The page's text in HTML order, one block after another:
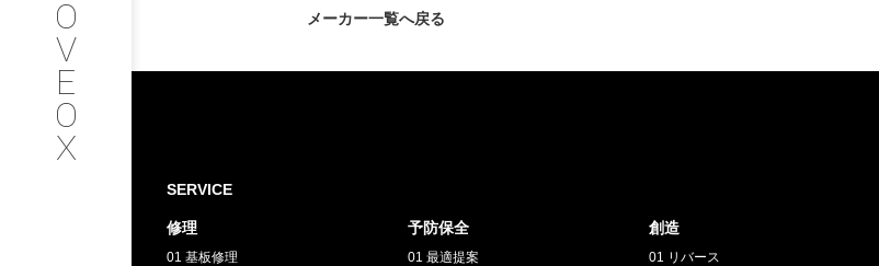
O
V
E
O
X
SERVICE
INTERVIEW
メーカー一覧へ戻る
SERVICE
修理
01 基板修理
予防保全
01 最適提案
創造
01 リバース